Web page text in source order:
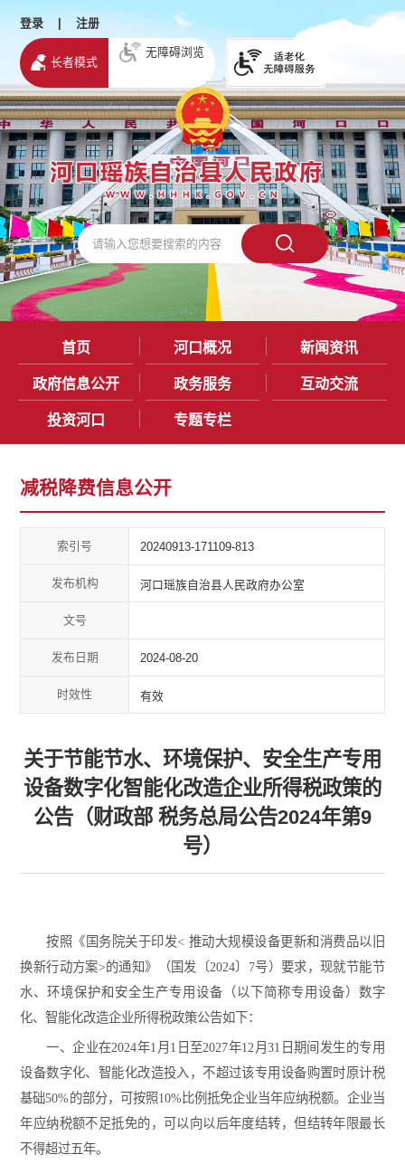
登录 | 注册
长者模式
无障碍浏览
首页 河口概况 新闻资讯
政府信息公开 政务服务 互动交流
投资河口 专题专栏
减税降费信息公开
索引号 20240913-171109-813
发布机构 河口瑶族自治县人民政府办公室
文号
发布日期 2024-08-20
时效性 有效
关于节能节水、环境保护、安全生产专用
设备数字化智能化改造企业所得税政策的
公告（财政部 税务总局公告2024年第9
号）
按照《国务院关于印发< 推动大规模设备更新和消费品以旧
换新行动方案>的通知》（国发〔2024〕7号）要求，现就节能节
水、环境保护和安全生产专用设备（以下简称专用设备）数字
化、智能化改造企业所得税政策公告如下：
一、企业在2024年1月1日至2027年12月31日期间发生的专用
设备数字化、智能化改造投入，不超过该专用设备购置时原计税
基础50%的部分，可按照10%比例抵免企业当年应纳税额。企业当
年应纳税额不足抵免的，可以向以后年度结转，但结转年限最长
不得超过五年。